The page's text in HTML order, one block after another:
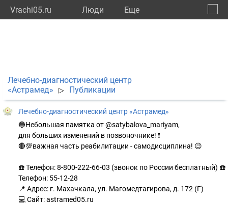
Vrachi05.ru Люди Eще
Лечебно-диагностический центр
«Астрамед»
▷ Публикации
Лечебно-диагностический центр «Астрамед»
🔵Небольшая памятка от @satybalova_mariyam,
для больших изменений в позвоночнике! ❗
🔴💯важная часть реабилитации - самодисциплина! 😉
☎️ Телефон: 8-800-222-66-03 (звонок по России бесплатный) ☎️
Телефон: 55-12-28
📍 Адрес: г. Махачкала, ул. Магомедтагирова, д. 172 (Г)
💻 Сайт: astramed05.ru